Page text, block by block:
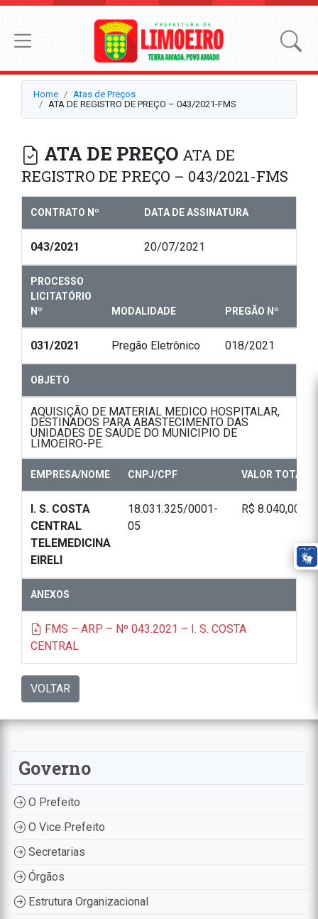
Home
Atas de Preços
ATA DE REGISTRO DE PREÇO – 043/2021-FMS
ATA DE PREÇO ATA DE
REGISTRO DE PREÇO – 043/2021-FMS
CONTRATO Nº DATA DE ASSINATURA
043/2021 20/07/2021
PROCESSO
LICITATÓRIO
Nº
MODALIDADE PREGÃO Nº
031/2021 Pregão Eletrônico 018/2021
OBJETO
AQUISIÇÃO DE MATERIAL MEDICO HOSPITALAR,
DESTINADOS PARA ABASTECIMENTO DAS
UNIDADES DE SAÚDE DO MUNICIPIO DE
LIMOEIRO-PE.
EMPRESA/NOME CNPJ/CPF VALOR TOTAL
I. S. COSTA
CENTRAL
TELEMEDICINA
EIRELI
18.031.325/0001-
05
R$ 8.040,00
ANEXOS
FMS – ARP – Nº 043.2021 – I. S. COSTA
CENTRAL
VOLTAR
Governo
O Prefeito
O Vice Prefeito
Secretarias
Órgãos
Estrutura Organizacional